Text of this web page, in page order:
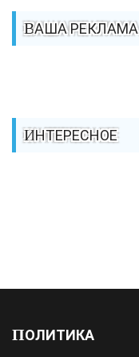
ВАША РЕКЛАМА
ИНТЕРЕСНОЕ
ПОЛИТИКА